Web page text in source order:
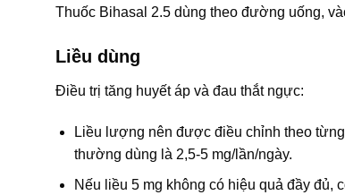
Thuốc Bihasal 2.5 dùng theo đường uống,
Liều dùng
Điều trị tăng huyết áp và đau thắt ngực:
Liều lượng nên được điều chỉnh theo
thường dùng là 2,5-5 mg/lần/ngày.
Nếu liều 5 mg không có hiệu quả đầy đủ,